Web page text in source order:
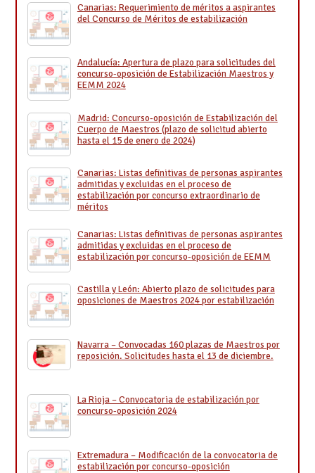
Canarias: Requerimiento de méritos a aspirantes
del Concurso de Méritos de estabilización
Andalucía: Apertura de plazo para solicitudes del
concurso-oposición de Estabilización Maestros y
EEMM 2024
Madrid: Concurso-oposición de Estabilización del
Cuerpo de Maestros (plazo de solicitud abierto
hasta el 15 de enero de 2024)
Canarias: Listas definitivas de personas aspirantes
admitidas y excluidas en el proceso de
estabilización por concurso extraordinario de
méritos
Canarias: Listas definitivas de personas aspirantes
admitidas y excluidas en el proceso de
estabilización por concurso-oposición de EEMM
Castilla y León: Abierto plazo de solicitudes para
oposiciones de Maestros 2024 por estabilización
Navarra – Convocadas 160 plazas de Maestros por
reposición. Solicitudes hasta el 13 de diciembre.
La Rioja – Convocatoria de estabilización por
concurso-oposición 2024
Extremadura – Modificación de la convocatoria de
estabilización por concurso-oposición